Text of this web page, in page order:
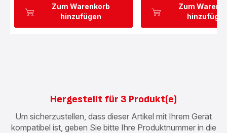
Zum Warenkorb
hinzufügen
Zum
Hergestellt für 3 Produkt(e)
Um sicherzustellen, dass dieser Artikel mit Ihrem Gerät
kompatibel ist, geben Sie bitte Ihre Produktnummer in die